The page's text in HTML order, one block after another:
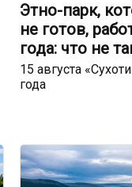
Этно-парк,
не готов,
года: что не
15 августа
года